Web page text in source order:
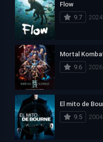
Flow
9.7
2024
Mortal
9.6
2026
El mito de
9.5
2004